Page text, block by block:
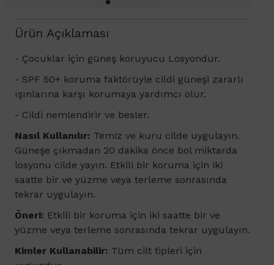
Ürün Açıklaması
- Çocuklar için güneş koruyucu Losyondur.
- SPF 50+ koruma faktörüyle cildi güneşi zararlı
ışınlarına karşı korumaya yardımcı olur.
- Cildi nemlendirir ve besler.
Nasıl Kullanılır: Temiz ve kuru cilde uygulayın.
Güneşe çıkmadan 20 dakika önce bol miktarda
losyonu cilde yayın. Etkili bir koruma için iki
saatte bir ve yüzme veya terleme sonrasında
tekrar uygulayın.
Öneri: Etkili bir koruma için iki saatte bir ve
yüzme veya terleme sonrasında tekrar uygulayın.
Kimler Kullanabilir: Tüm cilt tipleri için